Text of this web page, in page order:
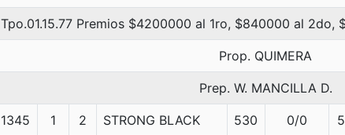
Tpo.01.15.77 Premios $4200000 al 1ro, $840000 al
Prop. QUIMERA
Prep. W. MANCILLA D.
1345 1 2 STRONG BLACK 530 0/0